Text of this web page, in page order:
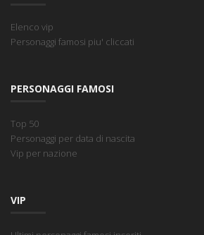
Elenco vip
Personaggi famosi piu' cliccati
PERSONAGGI FAMOSI
Top 50
Personaggi per data di nascita
Vip per nazione
VIP